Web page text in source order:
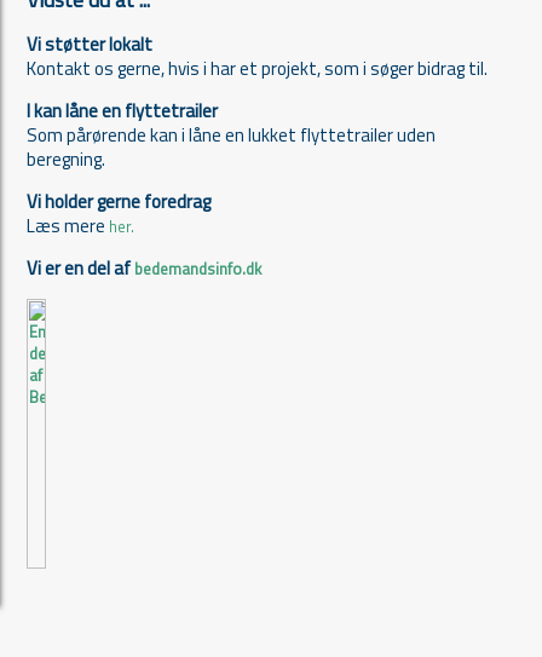
Vi støtter lokalt
Kontakt os gerne, hvis i har et projekt, som i søger bidrag til.
I kan låne en flyttetrailer
Som pårørende kan i låne en lukket flyttetrailer uden
beregning.
Vi holder gerne foredrag
Læs mere her.
Vi er en del afbedemandsinfo.dk